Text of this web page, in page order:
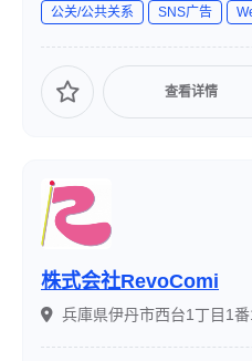
供しています。
公关/公共关系 SNS广告
查看详情
株式会社RevoComi
兵庫県伊丹市西台1丁目1